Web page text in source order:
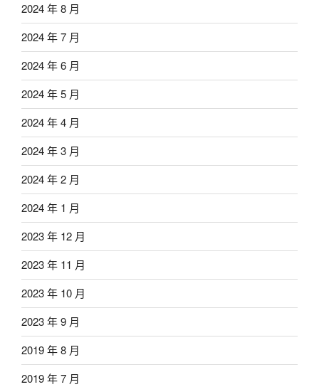
2024 年 8 月
2024 年 7 月
2024 年 6 月
2024 年 5 月
2024 年 4 月
2024 年 3 月
2024 年 2 月
2024 年 1 月
2023 年 12 月
2023 年 11 月
2023 年 10 月
2023 年 9 月
2019 年 8 月
2019 年 7 月